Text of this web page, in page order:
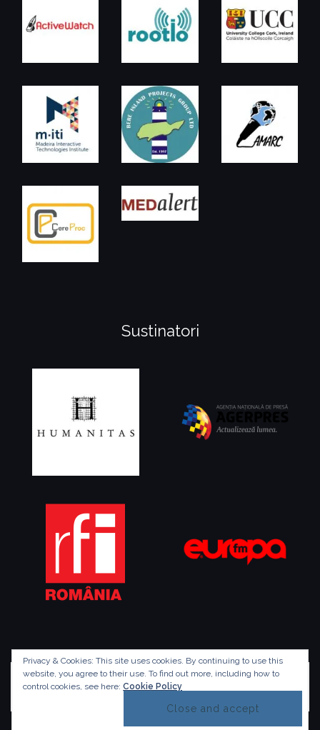
Sustinatori
Privacy & Cookies: This site uses cookies. By continuing to use this
website, you agree to their use. To find out more, including how to
control cookies, see here: Cookie Policy